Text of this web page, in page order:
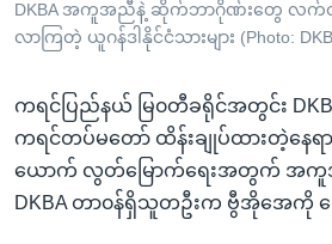
ရှာဖွေ
သို့
ကျော်
ရန်
ဘာသာစကားများ
DKBA အကူအညီနဲ့ ဆိုက်ဘာဂိုဏ်းတွေ လက်
လာကြတဲ့ ယူဂန်ဒါနိုင်ငံသားများ (Photo:
ကရင်ပြည်နယ် မြ၀တီခရိုင်အတွင်း
ကရင်တပ်မတော် ထိန်းချုပ်ထားတဲ့နေရာ
ယောက် လွတ်မြောက်ရေးအတွက် အ
DKBA တာ၀န်ရှိသူတဦးက ဗွီအိုအေကို ပ